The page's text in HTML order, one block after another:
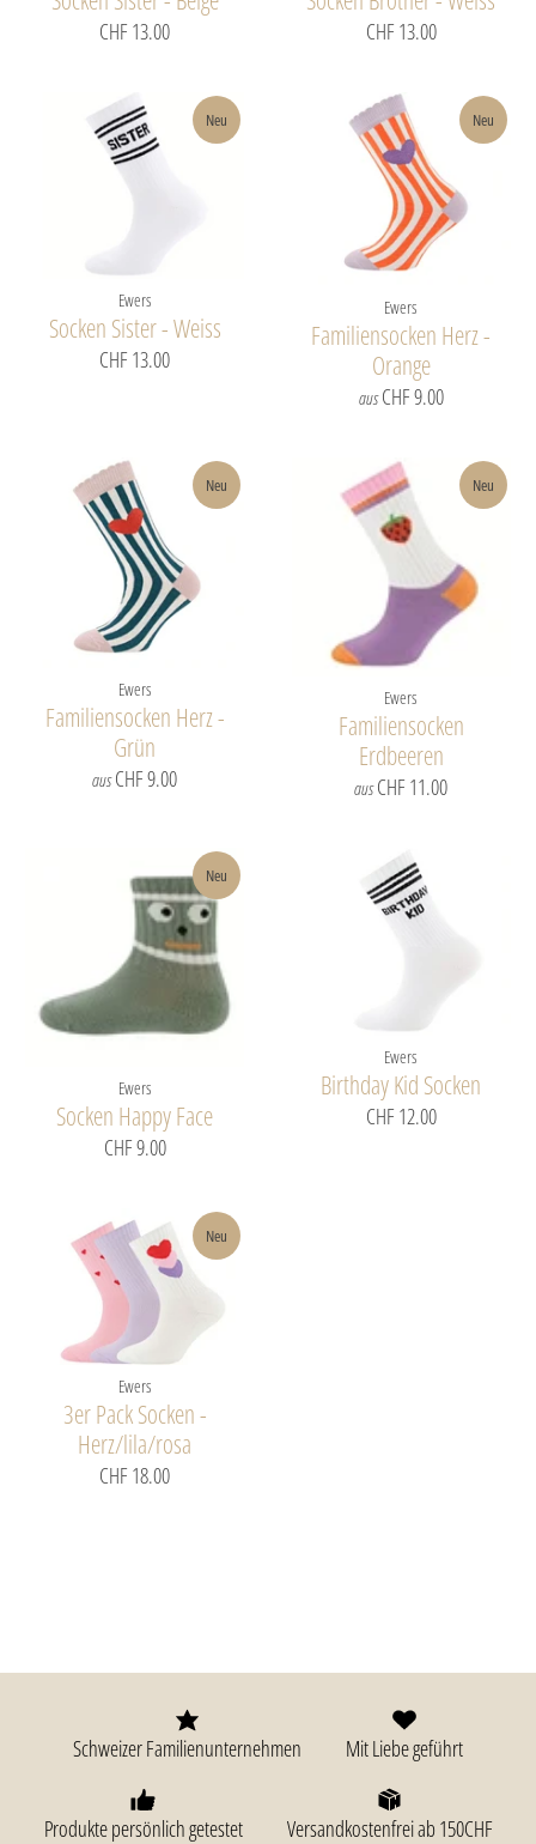
CHF 13.00 CHF 13.00
Neu
Ewers
Socken Sister - Weiss
CHF 13.00
Neu
Ewers
Familiensocken Herz -
Orange
aus CHF 9.00
Neu
Ewers
Familiensocken Herz -
Grün
ausCHF 9.00
Neu
Ewers
Familiensocken
Erdbeeren
ausCHF 11.00
Neu
Ewers
Socken Happy Face
CHF 9.00
Ewers
Birthday Kid Socken
CHF 12.00
Neu
Ewers
3er Pack Socken -
Herz/lila/rosa
CHF 18.00
Schweizer Familienunternehmen Mit Liebe geführt
Produkte persönlich getestet Versandkostenfrei ab 150CHF